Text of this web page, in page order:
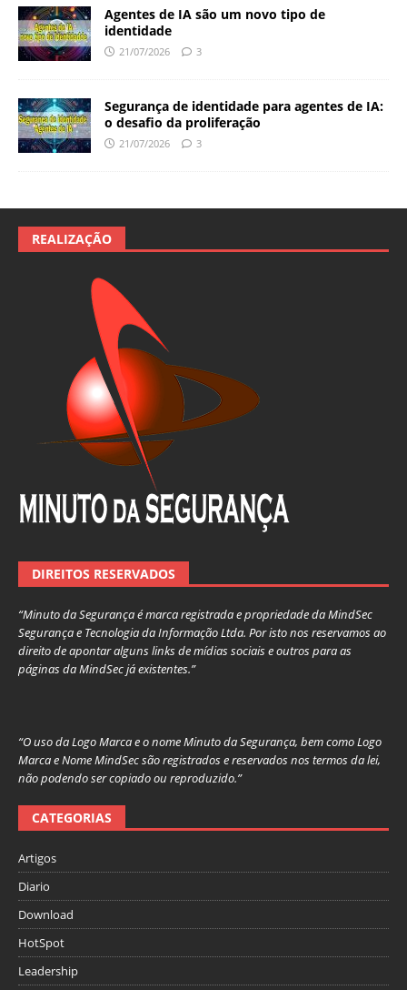
Agentes de IA são um novo tipo de
identidade
21/07/2026 3
Segurança de identidade para agentes de IA:
o desafio da proliferação
21/07/2026 3
REALIZAÇÃO
DIREITOS RESERVADOS
“Minuto da Segurança é marca registrada e propriedade da MindSec
Segurança e Tecnologia da Informação Ltda. Por isto nos reservamos ao
direito de apontar alguns links de mídias sociais e outros para as
páginas da MindSec já existentes.”
“O uso da Logo Marca e o nome Minuto da Segurança, bem como Logo
Marca e Nome MindSec são registrados e reservados nos termos da lei,
não podendo ser copiado ou reproduzido.”
CATEGORIAS
Artigos
Diario
Download
HotSpot
Leadership